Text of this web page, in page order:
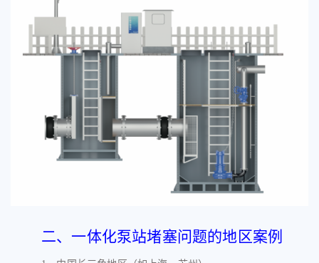
二、 一体化泵站堵塞问题的地区案例